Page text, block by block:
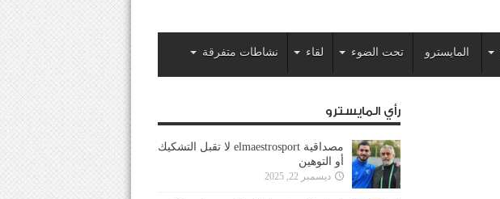
المايسترو تحت الضوء لقاء نشاطات متفرقة
رأي المايسترو
مصداقية elmaestrosport لا تقبل التشكيك
أو التوهين
ديسمبر 22, 2025